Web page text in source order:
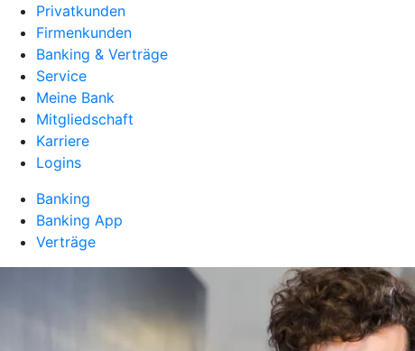
Privatkunden
Firmenkunden
Banking & Verträge
Service
Meine Bank
Mitgliedschaft
Karriere
Logins
Banking
Banking App
Verträge